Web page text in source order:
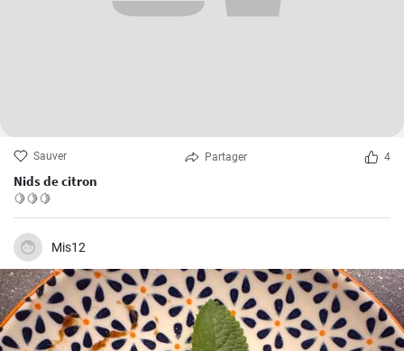
Sauver Partager 4
Nids de citron
🍋🍋🍋
Mis12